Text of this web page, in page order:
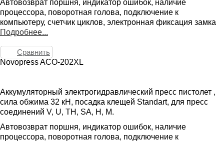
Автовозврат поршня, индикатор ошибок, наличие
процессора, поворотная голова, подключение к
компьютеру, счетчик циклов, электронная фиксация замка
Подробнее...
Сравнить
Novopress ACO-202XL
Аккумуляторный электрогидравлический пресс пистолет ,
сила обжима 32 кН, посадка клещей Standart, для пресс
соединений V, U, TH, SA, H, M.
Автовозврат поршня, индикатор ошибок, наличие
процессора, поворотная голова, подключение к